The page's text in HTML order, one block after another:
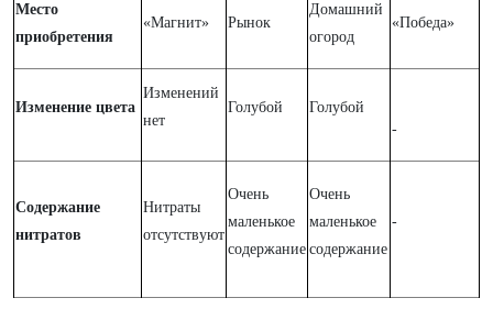
Место
приобретения
«Магнит» Рынок
Домашний
огород
«Победа»
Изменение цвета
Изменений
нет
Голубой
Голубой
-
Содержание
нитратов
Нитраты
отсутствуют
Очень
маленькое
содержание
Очень
маленькое
содержание
-